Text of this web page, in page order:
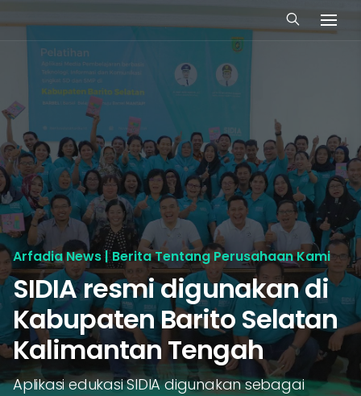
Arfadia News | Berita Tentang Perusahaan Kami
SIDIA resmi digunakan di
Kabupaten Barito Selatan
Kalimantan Tengah
Aplikasi edukasi SIDIA digunakan sebagai